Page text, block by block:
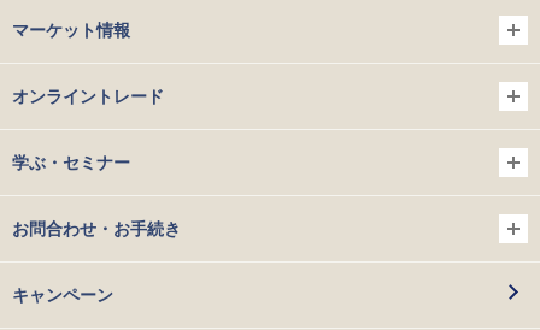
マーケット情報
オンライントレード
学ぶ・セミナー
お問合わせ・お手続き
キャンペーン